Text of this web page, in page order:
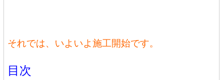
それでは、いよいよ施工開始です。
目次